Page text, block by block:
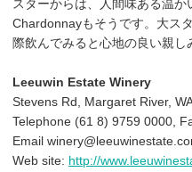
スターからは、人間味ある温
Chardonnayもそうです。大ス
際飲んでみると心地の良い親し
Leeuwin Estate Winery
Stevens Rd, Margaret River,
Telephone (61 8) 9759 0000,
Email
Web site: http://